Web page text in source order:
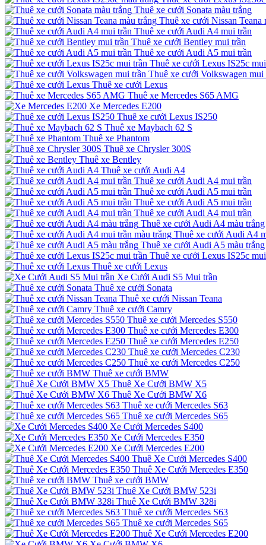
Thuê xe cưới Sonata màu trắng
Thuê xe cưới Nissan Teana
Thuê xe cưới Audi A4 mui trần
Thuê xe cưới Bentley mui trần
Thuê xe cưới Audi A5 mui trần
Thuê xe cưới Lexus IS25c
Thuê xe cưới Volkswagen mui
Thuê xe cưới Lexus
Thuê xe Mercedes S65 AMG
Xe Mercedes E200
Thuê xe cưới Lexus IS250
Thuê xe Maybach 62 S
Thuê xe Phantom
Thuê xe Chrysler 300S
Thuê xe Bentley
Thuê xe cưới Audi A4
Thuê xe cưới Audi A4 mui trần
Thuê xe cưới Audi A5 mui trần
Thuê xe cưới Audi A5 mui trần
Thuê xe cưới Audi A4 mui trần
Thuê xe cưới Audi A4 màu trắng
Thuê xe cưới Audi A4
Thuê xe cưới Audi A5 màu trắng
Thuê xe cưới Lexus IS25c
Thuê xe cưới Lexus
Xe Cưới Audi S5 Mui trần
Thuê xe cưới Sonata
Thuê xe cưới Nissan Teana
Thuê xe cưới Camry
Thuê xe cưới Mercedes S550
Thuê xe cưới Mercedes E300
Thuê xe cưới Mercedes E250
Thuê xe cưới Mercedes C230
Thuê xe cưới Mercedes C250
Thuê xe cưới BMW
Thuê Xe Cưới BMW X5
Thuê Xe Cưới BMW X6
Thuê xe cưới Mercedes S63
Thuê xe cưới Mercedes S65
Xe Cưới Mercedes S400
Xe Cưới Mercedes E350
Xe Cưới Mercedes E200
Thuê Xe Cưới Mercedes S400
Thuê Xe Cưới Mercedes E350
Thuê xe cưới BMW
Thuê Xe Cưới BMW 523i
Thuê Xe Cưới BMW 328i
Thuê xe cưới Mercedes S63
Thuê xe cưới Mercedes S65
Thuê Xe Cưới Mercedes E200